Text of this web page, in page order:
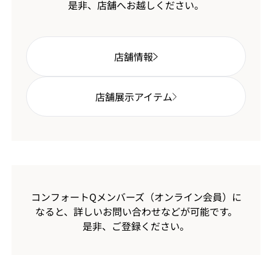
是非、店舗へお越しください。
店舗情報
店舗展示アイテム
コンフォートQメンバーズ（オンライン会員）に
なると、 詳しいお問い合わせなどが可能です。
是非、ご登録ください。